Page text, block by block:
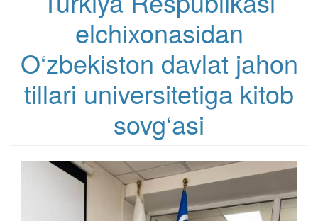
elchixonasidan
O‘zbekiston davlat jahon
tillari universitetiga kitob
sovg‘asi